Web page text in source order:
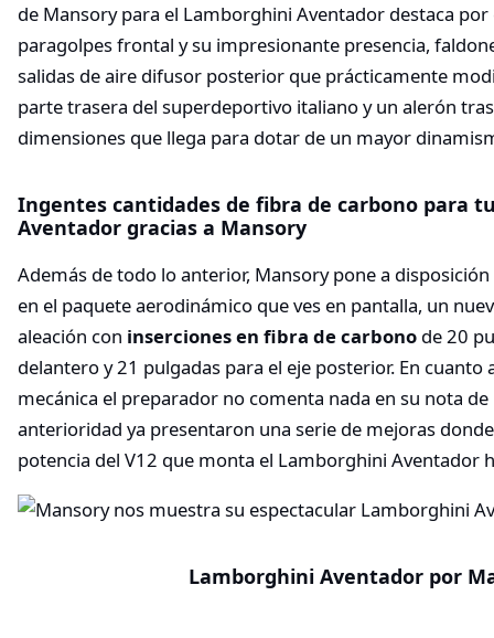
de Mansory para el Lamborghini Aventador destaca
paragolpes frontal y su impresionante presencia,
salidas de aire difusor posterior que prácticamente
parte trasera del superdeportivo italiano y un alerón
dimensiones que llega para dotar de un mayor
Ingentes cantidades de fibra de carbono para
Aventador gracias a Mansory
Además de todo lo anterior, Mansory pone a
en el paquete aerodinámico que ves en pantalla, un
aleación con inserciones en fibra de carbono de 20
delantero y 21 pulgadas para el eje posterior. En
mecánica el preparador no comenta nada en su nota
anterioridad ya presentaron una serie de mejoras
potencia del V12 que monta el Lamborghini Aventador
Lamborghini Aventador por